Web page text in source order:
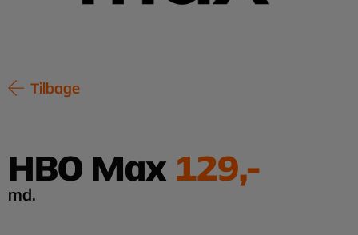
Tilbage
HBO Max 129,-
md.